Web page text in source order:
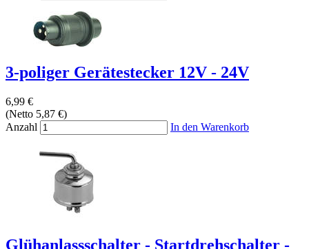
3-poliger Gerätestecker 12V - 24V
6,99 €
(Netto 5,87 €)
Anzahl
In den Warenkorb
Glühanlassschalter - Startdrehschalter -